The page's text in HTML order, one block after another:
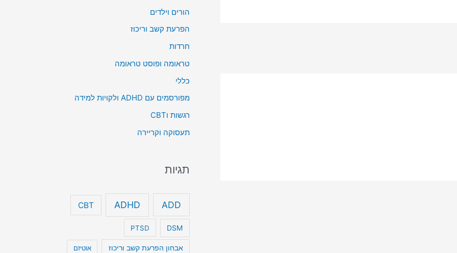
הורים וילדים
הפרעת קשב וריכוז
חרדות
טראומה ופוסט טראומה
כללי
מפורסמים עם ADHD ולקויות למידה
רגשות וCBT
תעסוקה וקריירה
תגיות
ADD
ADHD
CBT
DSM
PTSD
אבחון הפרעת קשב וריכוז אוטיזם